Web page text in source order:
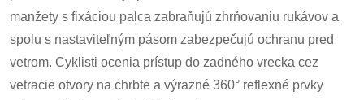
manžety s fixáciou palca zabraňujú zhrňovaniu rukávov a
spolu s nastaviteľným pásom zabezpečujú ochranu pred
vetrom. Cyklisti ocenia prístup do zadného vrecka cez
vetracie otvory na chrbte a výrazné 360° reflexné prvky